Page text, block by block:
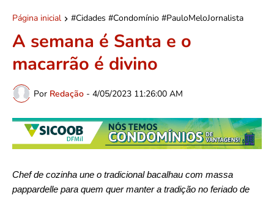
Página inicial #Cidades #Condomínio #PauloMeloJornalista
A semana é Santa e o
macarrão é divino
Por Redação - 4/05/2023 11:26:00 AM
Chef de cozinha une o tradicional bacalhau com massa
pappardelle para quem quer manter a tradição no feriado de